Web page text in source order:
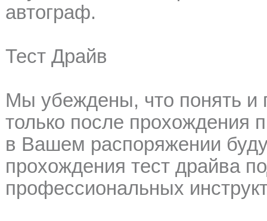
автограф.
Тест Драйв
Мы убеждены, что понять и
только после прохождения
в Вашем распоряжении
прохождения тест драйва
профессиональных